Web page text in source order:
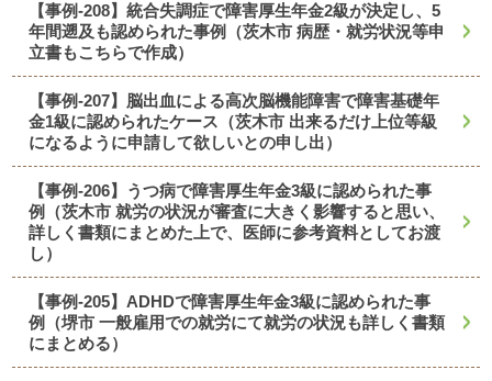
【事例-208】統合失調症で障害厚生年金2級が決定し、5
年間遡及も認められた事例（茨木市 病歴・就労状況等申
立書もこちらで作成）
【事例-207】脳出血による高次脳機能障害で障害基礎年
金1級に認められたケース（茨木市 出来るだけ上位等級
になるように申請して欲しいとの申し出）
【事例-206】うつ病で障害厚生年金3級に認められた事
例（茨木市 就労の状況が審査に大きく影響すると思い、
詳しく書類にまとめた上で、医師に参考資料としてお渡
し）
【事例-205】ADHDで障害厚生年金3級に認められた事
例（堺市 一般雇用での就労にて就労の状況も詳しく書類
にまとめる）